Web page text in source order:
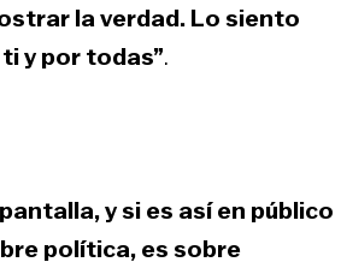
la verdad. Lo siento
y por todas”.
y si es así en público
política, es sobre